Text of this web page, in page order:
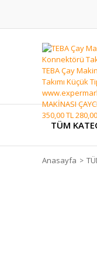
TÜM
Anasayfa